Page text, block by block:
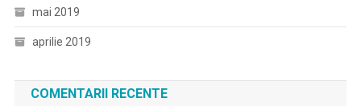
mai 2019
aprilie 2019
COMENTARII RECENTE